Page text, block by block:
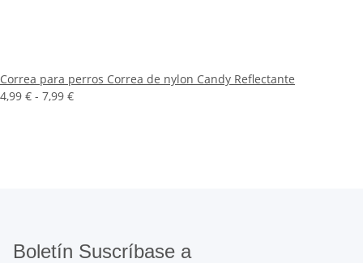
Correa para perros Correa de nylon Candy Reflectante
4,99 € - 7,99 €
Boletín Suscríbase a